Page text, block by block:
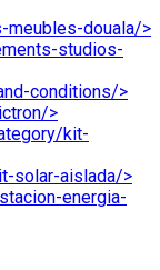
meubles-douala/>
studios-
conditions/>
>
kit-
solar-aislada/>
energia-